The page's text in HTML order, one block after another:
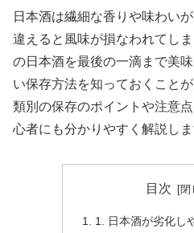
日本酒は繊細な香りや味わい
違えると風味が損なわれてし
の日本酒を最後の一滴まで美
い保存方法を知っておくこと
類別の保存のポイントや注意
心者にも分かりやすく解説しま
目次
1. 日本酒が劣化し